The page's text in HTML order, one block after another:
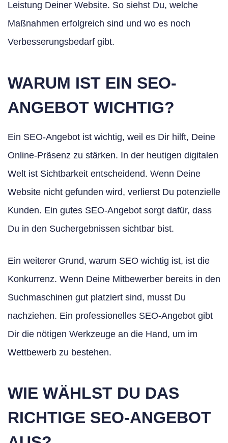
Leistung Deiner Website. So siehst Du, welche
Maßnahmen erfolgreich sind und wo es noch
Verbesserungsbedarf gibt.
WARUM IST EIN SEO-
ANGEBOT WICHTIG?
Ein SEO-Angebot ist wichtig, weil es Dir hilft, Deine
Online-Präsenz zu stärken. In der heutigen digitalen
Welt ist Sichtbarkeit entscheidend. Wenn Deine
Website nicht gefunden wird, verlierst Du potenzielle
Kunden. Ein gutes SEO-Angebot sorgt dafür, dass
Du in den Suchergebnissen sichtbar bist.
Ein weiterer Grund, warum SEO wichtig ist, ist die
Konkurrenz. Wenn Deine Mitbewerber bereits in den
Suchmaschinen gut platziert sind, musst Du
nachziehen. Ein professionelles SEO-Angebot gibt
Dir die nötigen Werkzeuge an die Hand, um im
Wettbewerb zu bestehen.
WIE WÄHLST DU DAS
RICHTIGE SEO-ANGEBOT